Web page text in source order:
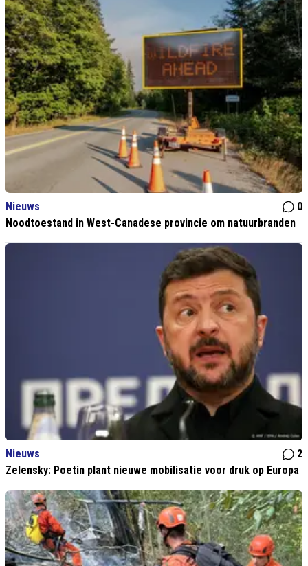
Nieuws
0
Noodtoestand in West-Canadese provincie om natuurbranden
Nieuws
2
Zelensky: Poetin plant nieuwe mobilisatie voor druk op Europa